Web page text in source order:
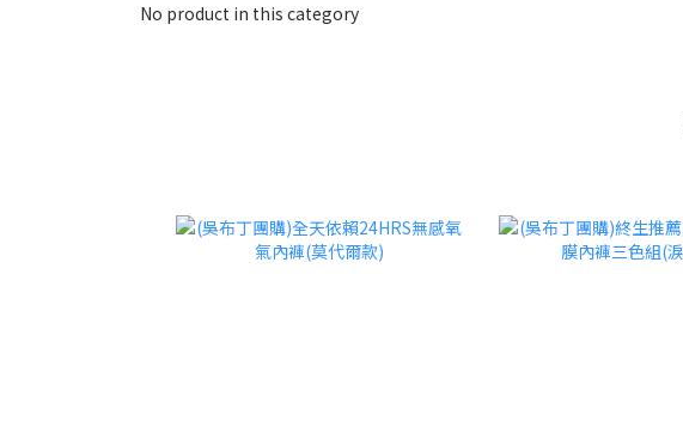
No product in this category